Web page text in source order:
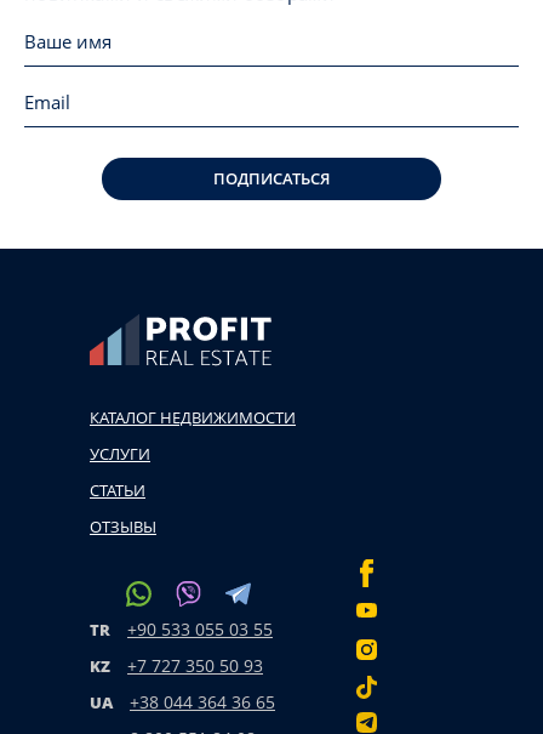
ПОДПИСАТЬСЯ
КАТАЛОГ НЕДВИЖИМОСТИ
УСЛУГИ
СТАТЬИ
ОТЗЫВЫ
TR +90 533 055 03 55
KZ +7 727 350 50 93
UA +38 044 364 36 65